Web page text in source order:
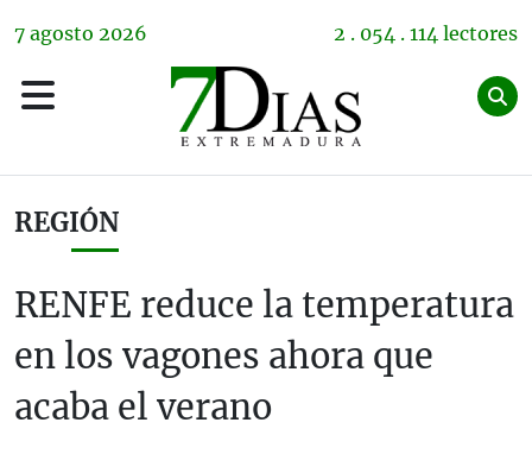
7 agosto 2026 2 . 054 . 114 lectores
REGIÓN
RENFE reduce la temperatura
en los vagones ahora que
acaba el verano